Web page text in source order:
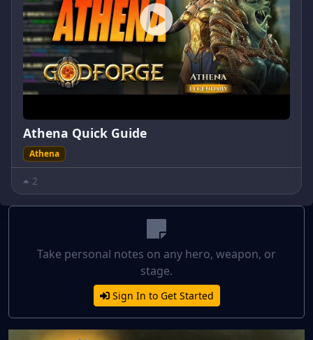
Athena Quick Guide
Athena
2
Take personal notes on any hero, weapon, or
stage.
Sign In to Get Started